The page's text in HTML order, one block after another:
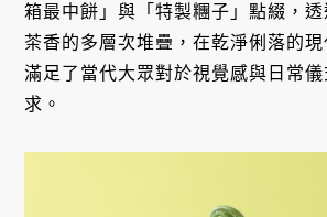
箱最中餅」與「特製糰子」點綴，
茶香的多層次堆疊，在乾淨俐落的
滿足了當代大眾對於視覺感與日常
求。